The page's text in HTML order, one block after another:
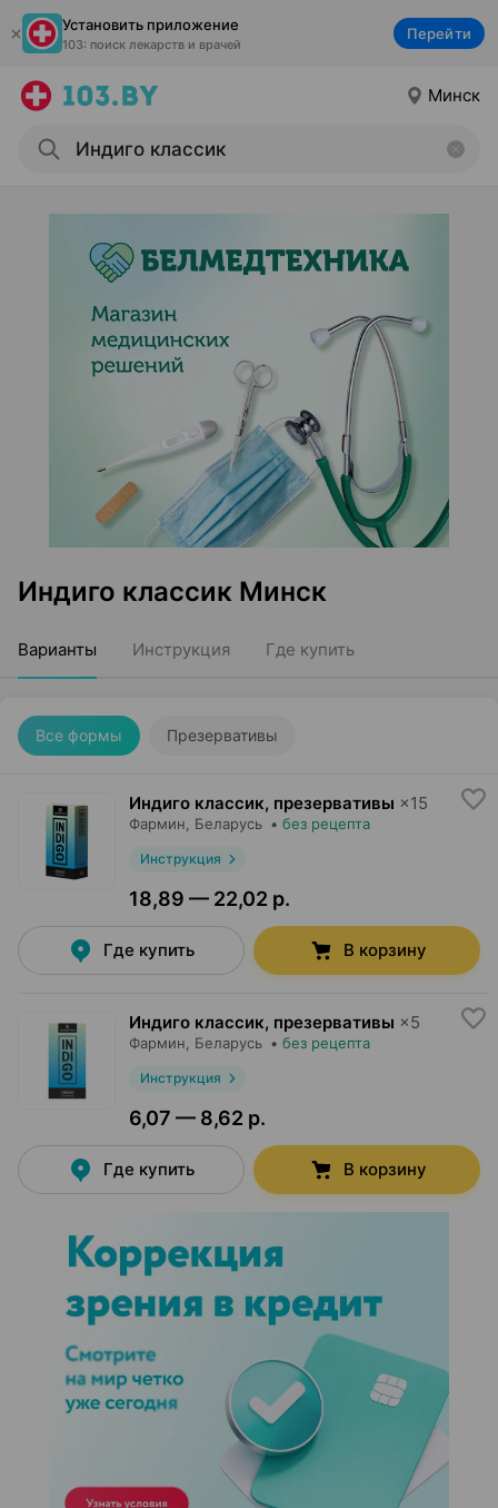
Установить приложение
103: поиск лекарств и врачей
Перейти
Минск
Индиго классик Минск
Варианты Инструкция Где купить
Все формы Презервативы
Индиго классик, презервативы ×15
Фармин , Беларусь • без рецепта
Инструкция
18,89 — 22,02 р.
Где купить В корзину
Индиго классик, презервативы ×5
Фармин , Беларусь • без рецепта
Инструкция
6,07 — 8,62 р.
Где купить В корзину